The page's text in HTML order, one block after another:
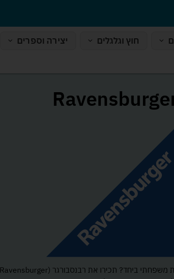
חוץ וגלגלים יצירה וספרים